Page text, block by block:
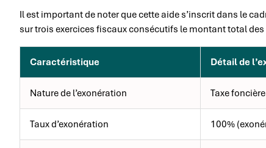
Il est important de noter que cette aide s’inscrit dans le
sur trois exercices fiscaux consécutifs le montant total
Caractéristique Détail de
Nature de l’exonération Taxe
Taux d’exonération 100%